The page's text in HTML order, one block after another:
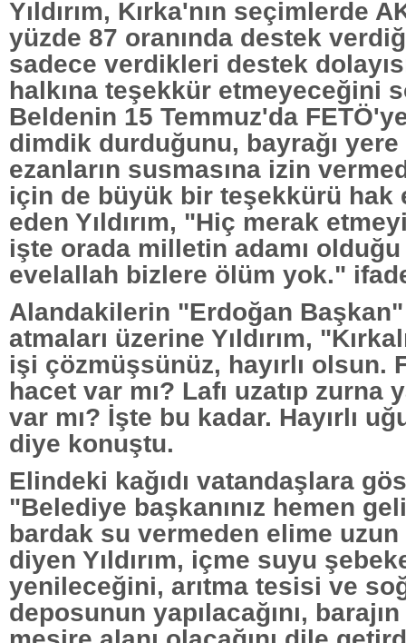
Yıldırım, Kırka'nın seçimlerde
yüzde 87 oranında destek
sadece verdikleri destek
halkına teşekkür etmeyeceğini
Beldenin 15 Temmuz'da
dimdik durduğunu, bayrağı
ezanların susmasına izin
için de büyük bir teşekkürü hak
eden Yıldırım, "Hiç merak
işte orada milletin adamı
evelallah bizlere ölüm yok."
Alandakilerin "Erdoğan Başkan"
atmaları üzerine Yıldırım,
işi çözmüşsünüz, hayırlı olsun.
hacet var mı? Lafı uzatıp zurna
var mı? İşte bu kadar. Hayırlı
diye konuştu.
Elindeki kağıdı vatandaşlara
"Belediye başkanınız hemen
bardak su vermeden elime
diyen Yıldırım, içme suyu
yenileceğini, arıtma tesisi ve
deposunun yapılacağını, barajın